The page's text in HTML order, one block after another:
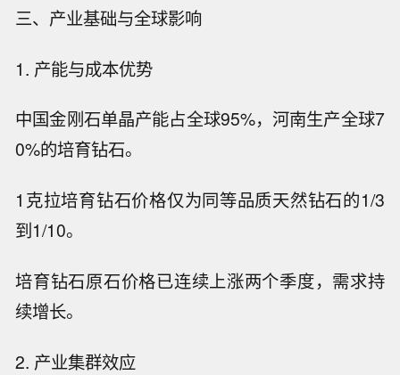
三、产业基础与全球影响
1. 产能与成本优势
中国金刚石单晶产能占全球95%，河南生产全球7
0%的培育钻石。
1克拉培育钻石价格仅为同等品质天然钻石的1/3
到1/10。
培育钻石原石价格已连续上涨两个季度，需求持
续增长。
2. 产业集群效应